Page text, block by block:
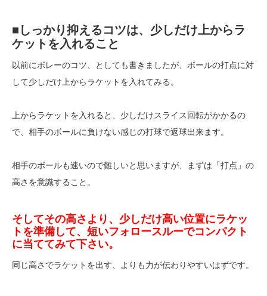
■しっかり抑えるコツは、少しだけ上からラ
ケットを入れること
以前にボレーのコツ、としても書きましたが、ボールの打点に対
して少しだけ上からラケットを入れてみる。
上からラケットを入れると、少しだけスライス回転がかかるの
で、相手のボールに負けない感じの打球で返球出来ます。
相手のボールも速いので難しいと思いますが、まずは「打点」の
高さを意識すること。
そしてその高さより、少しだけ高い位置にラケッ
トを準備して、短いフォロースルーでコンパクト
に当ててみて下さい。
同じ高さでラケットを出す、よりも力が伝わりやすいはずです。